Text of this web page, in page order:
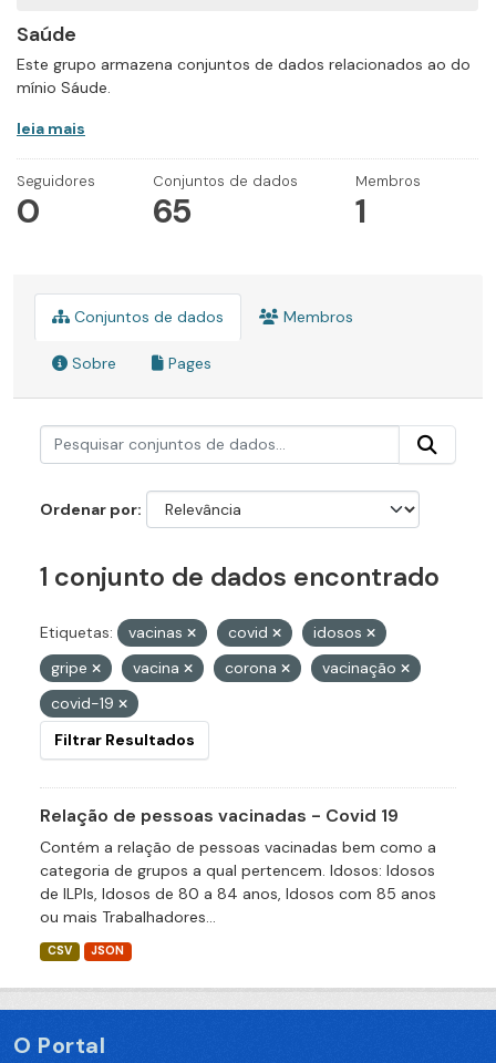
Saúde
Este grupo armazena conjuntos de dados relacionados ao do
mínio Sáude.
leia mais
Seguidores
0
Conjuntos de dados
65
Membros
1
Conjuntos de dados Membros
Sobre Pages
Ordenar por
1 conjunto de dados encontrado
Etiquetas: vacinas covid
idosos
gripe
vacina corona
vacinação
covid-19
Filtrar Resultados
Relação de pessoas vacinadas - Covid 19
Contém a relação de pessoas vacinadas bem como a
categoria de grupos a qual pertencem. Idosos: Idosos
de ILPIs, Idosos de 80 a 84 anos, Idosos com 85 anos
ou mais Trabalhadores...
CSV JSON
O Portal